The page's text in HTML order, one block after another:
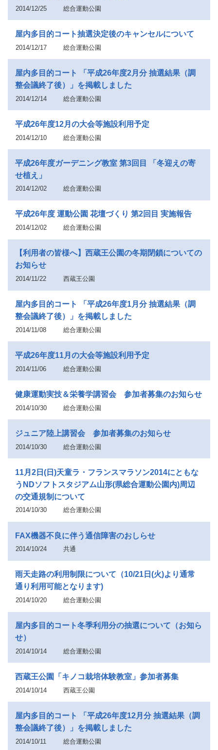
2014/12/25 総合運動公園
2014/12/17 総合運動公園
屋内多目的コート抽選決定後のキャンセルについて
2014/12/14 総合運動公園
屋内多目的コート 「平成26年度2月分 抽選結果（調
整会議終了後）」を掲載しました
2014/12/10 総合運動公園
平成26年度12月の大会等施設利用予定
2014/12/02 総合運動公園
平成26年度ガーデニング教室 第3回目 「冬迎えの寄
せ植え」
2014/12/02 総合運動公園
平成26年度 運動公園 花壇づくり 第2回目 実施報告
2014/11/22 西蔵王公園
【利用者の皆様へ】西蔵王公園の冬期閉鎖についての
お知らせ
2014/11/08 総合運動公園
屋内多目的コート 「平成26年度1月分 抽選結果（調
整会議終了後）」を掲載しました
2014/11/06 総合運動公園
平成26年度11月の大会等施設利用予定
2014/10/30 総合運動公園
健康運動実技＆栄養学講習会 参加者募集のお知らせ
2014/10/30 総合運動公園
ジュニア陸上講習会 参加者募集のお知らせ
2014/10/30 総合運動公園
11月2日(日)天童ラ・フランスマラソン2014にともな
うNDソフトスタジアム山形(県総合運動公園内)周辺
の交通規制について
2014/10/24 共通
FAX機器不良に伴う通信障害のおしらせ
2014/10/20 総合運動公園
雨天走路の利用制限について（10/21日(火)より通常
通り利用可能となります)
2014/10/14 総合運動公園
屋内多目的コート冬季利用分の抽選について（お知ら
せ）
2014/10/14 西蔵王公園
西蔵王公園「キノコ栽培体験教室」参加者募集
2014/10/11 総合運動公園
屋内多目的コート 「平成26年度12月分 抽選結果（調
整会議終了後）」を掲載しました